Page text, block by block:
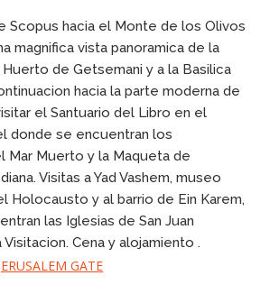
Scopus hacia el Monte de los Olivos
magnifica vista panoramica de la
Huerto de Getsemani y a la Basilica
hacia la parte moderna de
el Santuario del Libro en el
donde se encuentran los
Mar Muerto y la Maqueta de
Visitas a Yad Vashem, museo
Holocausto y al barrio de Ein Karem,
las Iglesias de San Juan
Cena y alojamiento .
GATE